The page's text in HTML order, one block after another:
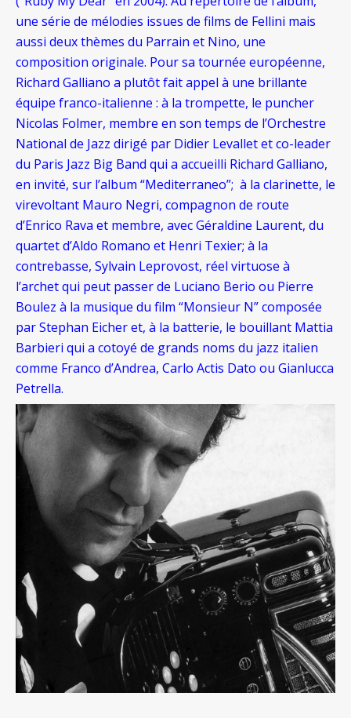
une série de mélodies issues de films de Fellini mais
aussi deux thèmes du Parrain et Nino, une
composition originale. Pour sa tournée européenne,
Richard Galliano a plutôt fait appel à une brillante
équipe franco-italienne : à la trompette, le puncher
Nicolas Folmer, membre en son temps de l’Orchestre
National de Jazz dirigé par Didier Levallet et co-leader
du Paris Jazz Big Band qui a accueilli Richard Galliano,
en invité, sur l’album “Mediterraneo”; à la clarinette, le
virevoltant Mauro Negri, compagnon de route
d’Enrico Rava et membre, avec Géraldine Laurent, du
quartet d’Aldo Romano et Henri Texier; à la
contrebasse, Sylvain Leprovost, réel virtuose à
l’archet qui peut passer de Luciano Berio ou Pierre
Boulez à la musique du film “Monsieur N” composée
par Stephan Eicher et, à la batterie, le bouillant Mattia
Barbieri qui a cotoyé de grands noms du jazz italien
comme Franco d’Andrea, Carlo Actis Dato ou Gianlucca
Petrella.